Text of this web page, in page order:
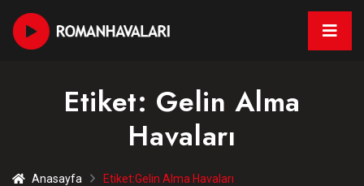
Etiket: Gelin Alma
Havaları
Anasayfa Etiket:Gelin Alma Havaları